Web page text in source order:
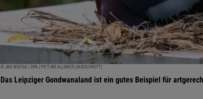
© JAN WOITAS / DPA / PICTURE ALLIANCE (AUSSCHNITT)
Das Leipziger Gondwanaland ist ein gutes Beispiel für